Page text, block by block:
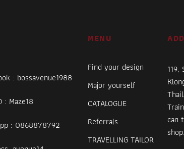
: bossavenue1988
: Maze18
: 0868878792
MENU
Find your design
Major yourself
CATALOGUE
Referrals
TRAVELLING TAILOR
can
shop.